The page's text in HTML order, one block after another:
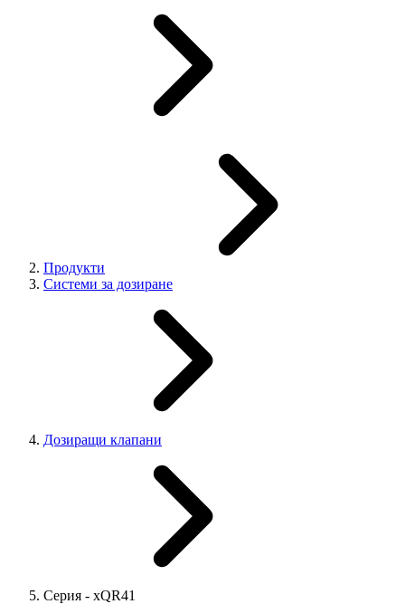
Продукти
Системи за дозиране
Дозиращи клапани
Серия - xQR41